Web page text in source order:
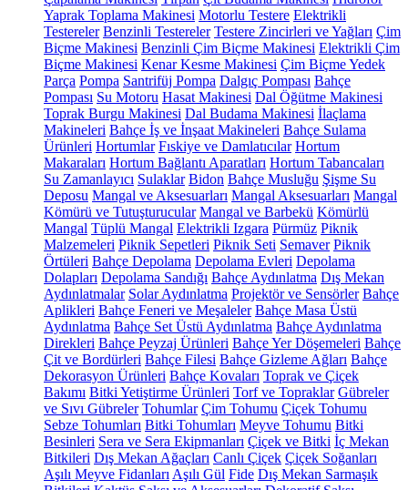
Yaprak Toplama Makinesi Motorlu Testere Elektrikli
Testereler Benzinli Testereler Testere Zincirleri ve Yağları Çim
Biçme Makinesi Benzinli Çim Biçme Makinesi Elektrikli Çim
Biçme Makinesi Kenar Kesme Makinesi Çim Biçme Yedek
Parça Pompa Santrifüj Pompa Dalgıç Pompası Bahçe
Pompası Su Motoru Hasat Makinesi Dal Öğütme Makinesi
Toprak Burgu Makinesi Dal Budama Makinesi İlaçlama
Makineleri Bahçe İş ve İnşaat Makineleri Bahçe Sulama
Ürünleri Hortumlar Fıskiye ve Damlatıcılar Hortum
Makaraları Hortum Bağlantı Aparatları Hortum Tabancaları
Su Zamanlayıcı Sulaklar Bidon Bahçe Musluğu Şişme Su
Deposu Mangal ve Aksesuarları Mangal Aksesuarları Mangal
Kömürü ve Tutuşturucular Mangal ve Barbekü Kömürlü
Mangal Tüplü Mangal Elektrikli Izgara Pürmüz Piknik
Malzemeleri Piknik Sepetleri Piknik Seti Semaver Piknik
Örtüleri Bahçe Depolama Depolama Evleri Depolama
Dolapları Depolama Sandığı Bahçe Aydınlatma Dış Mekan
Aydınlatmalar Solar Aydınlatma Projektör ve Sensörler Bahçe
Aplikleri Bahçe Feneri ve Meşaleler Bahçe Masa Üstü
Aydınlatma Bahçe Set Üstü Aydınlatma Bahçe Aydınlatma
Direkleri Bahçe Peyzaj Ürünleri Bahçe Yer Döşemeleri Bahçe
Çit ve Bordürleri Bahçe Filesi Bahçe Gizleme Ağları Bahçe
Dekorasyon Ürünleri Bahçe Kovaları Toprak ve Çiçek
Bakımı Bitki Yetiştirme Ürünleri Torf ve Topraklar Gübreler
ve Sıvı Gübreler Tohumlar Çim Tohumu Çiçek Tohumu
Sebze Tohumları Bitki Tohumları Meyve Tohumu Bitki
Besinleri Sera ve Sera Ekipmanları Çiçek ve Bitki İç Mekan
Bitkileri Dış Mekan Ağaçları Canlı Çiçek Çiçek Soğanları
Aşılı Meyve Fidanları Aşılı Gül Fide Dış Mekan Sarmaşık